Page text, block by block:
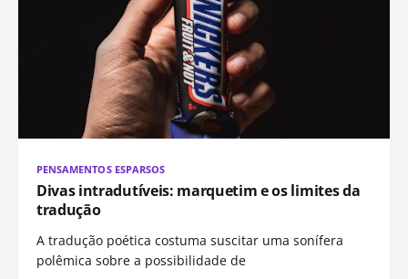
PENSAMENTOS ESPARSOS
Divas intradutíveis: marquetim e os limites da
tradução
A tradução poética costuma suscitar uma sonífera
polêmica sobre a possibilidade de